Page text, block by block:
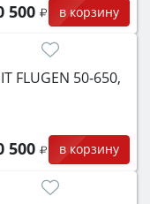
500 в корзину
FLUGEN 50-650,
500 в корзину